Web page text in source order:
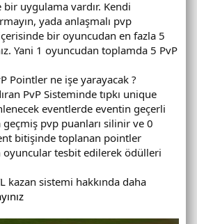
bir uygulama vardır. Kendi
yada anlaşmalı pvp
bir oyuncudan en fazla 5
Yani 1 oyuncudan toplamda 5 PvP
Pointler ne işe yarayacak ?
PvP Sisteminde tıpkı unique
eventlerde eventin geçerli
geçmiş pvp puanları silinir ve 0
bitişinde toplanan pointler
oyuncular tesbit edilerek ödülleri
kazan sistemi hakkında daha